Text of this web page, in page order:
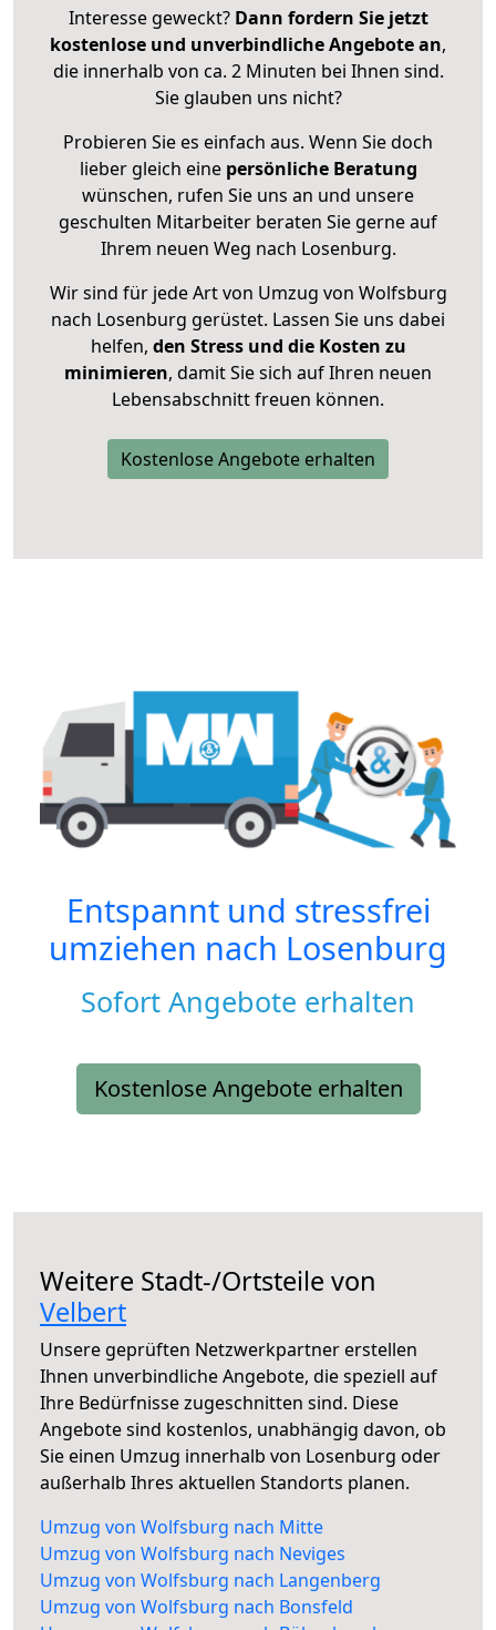
Interesse geweckt? Dann fordern Sie jetzt
kostenlose und unverbindliche Angebote an,
die innerhalb von ca. 2 Minuten bei Ihnen sind.
Sie glauben uns nicht?
Probieren Sie es einfach aus. Wenn Sie doch
lieber gleich eine persönliche Beratung
wünschen, rufen Sie uns an und unsere
geschulten Mitarbeiter beraten Sie gerne auf
Ihrem neuen Weg nach Losenburg.
Wir sind für jede Art von Umzug von Wolfsburg
nach Losenburg gerüstet. Lassen Sie uns dabei
helfen, den Stress und die Kosten zu
minimieren, damit Sie sich auf Ihren neuen
Lebensabschnitt freuen können.
Kostenlose Angebote erhalten
Entspannt und stressfrei
umziehen nach Losenburg
Sofort Angebote erhalten
Kostenlose Angebote erhalten
Weitere Stadt-/Ortsteile von
Velbert
Unsere geprüften Netzwerkpartner erstellen
Ihnen unverbindliche Angebote, die speziell auf
Ihre Bedürfnisse zugeschnitten sind. Diese
Angebote sind kostenlos, unabhängig davon, ob
Sie einen Umzug innerhalb von Losenburg oder
außerhalb Ihres aktuellen Standorts planen.
Umzug von Wolfsburg nach Mitte
Umzug von Wolfsburg nach Neviges
Umzug von Wolfsburg nach Langenberg
Umzug von Wolfsburg nach Bonsfeld